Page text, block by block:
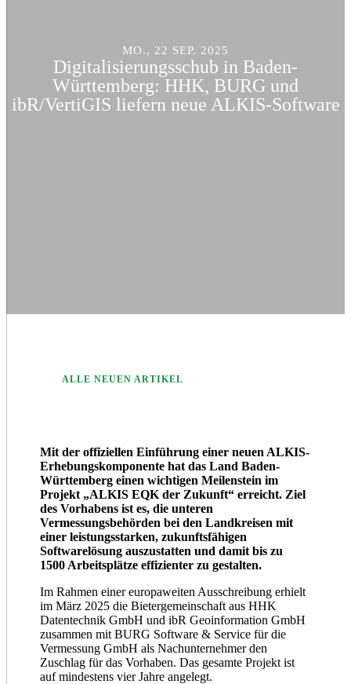
MO., 22 SEP. 2025
Digitalisierungsschub in Baden-
Württemberg: HHK, BURG und
ibR/VertiGIS liefern neue ALKIS-Software
ALLE NEUEN ARTIKEL
Mit der offiziellen Einführung einer neuen ALKIS-
Erhebungskomponente hat das Land Baden-
Württemberg einen wichtigen Meilenstein im
Projekt „ALKIS EQK der Zukunft“ erreicht. Ziel
des Vorhabens ist es, die unteren
Vermessungsbehörden bei den Landkreisen mit
einer leistungsstarken, zukunftsfähigen
Softwarelösung auszustatten und damit bis zu
1500 Arbeitsplätze effizienter zu gestalten.
Im Rahmen einer europaweiten Ausschreibung erhielt
im März 2025 die Bietergemeinschaft aus HHK
Datentechnik GmbH und ibR Geoinformation GmbH
zusammen mit BURG Software & Service für die
Vermessung GmbH als Nachunternehmer den
Zuschlag für das Vorhaben. Das gesamte Projekt ist
auf mindestens vier Jahre angelegt.